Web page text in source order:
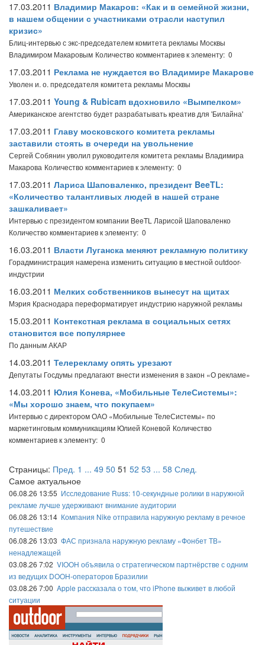
17.03.2011 Владимир Макаров: «Как и в семейной жизни,
в нашем общении с участниками отрасли наступил
кризис»
Блиц-интервью с экс-председателем комитета рекламы Москвы
Владимиром Макаровым Количество комментариев к элементу: 0
17.03.2011 Реклама не нуждается во Владимире Макарове
Уволен и. о. председателя комитета рекламы Москвы
17.03.2011 Young & Rubicam вдохновило «Вымпелком»
Американское агентство будет разрабатывать креатив для 'Билайна'
17.03.2011 Главу московского комитета рекламы
заставили стоять в очереди на увольнение
Сергей Собянин уволил руководителя комитета рекламы Владимира
Макарова Количество комментариев к элементу: 0
17.03.2011 Лариса Шаповаленко, президент BeeTL:
«Количество талантливых людей в нашей стране
зашкаливает»
Интервью с президентом компании BeeTL Ларисой Шаповаленко
Количество комментариев к элементу: 0
16.03.2011 Власти Луганска меняют рекламную политику
Горадминистрация намерена изменить ситуацию в местной outdoor-
индустрии
16.03.2011 Мелких собственников вынесут на щитах
Мэрия Краснодара переформатирует индустрию наружной рекламы
15.03.2011 Контекстная реклама в социальных сетях
становится все популярнее
По данным АКАР
14.03.2011 Телерекламу опять урезают
Депутаты Госдумы предлагают внести изменения в закон «О рекламе»
14.03.2011 Юлия Конева, «Мобильные ТелеСистемы»:
«Мы хорошо знаем, что покупаем»
Интервью с директором ОАО «Мобильные ТелеСистемы» по
маркетинговым коммуникациям Юлией Коневой Количество
комментариев к элементу: 0
Страницы: Пред. 1 ... 49 50 51 52 53 ... 58 След.
Самое актуальное
06.08.26 13:55 Исследование Russ: 10-секундные ролики в наружной
рекламе лучше удерживают внимание аудитории
06.08.26 13:14 Компания Nike отправила наружную рекламу в речное
путешествие
06.08.26 13:03 ФАС признала наружную рекламу «Фонбет ТВ»
ненадлежащей
03.08.26 7:02 VIOOH объявила о стратегическом партнёрстве с одним
из ведущих DOOH-операторов Бразилии
03.08.26 7:00 Apple рассказала о том, что iPhone выживет в любой
ситуации